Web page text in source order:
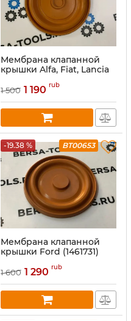
Мембрана клапанной
крышки Alfa, Fiat, Lancia
1 500 1 190 rub
-19.38 % BT00653
Мембрана клапанной
крышки Ford (1461731)
1 600 1 290 rub